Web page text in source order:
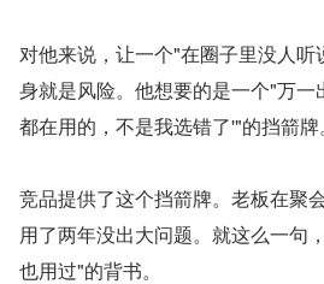
对他来说，让一个"在圈子里没人
身就是风险。他想要的是一个"万一
都在用的，不是我选错了'"的挡箭牌。
竞品提供了这个挡箭牌。老板在聚
用了两年没出大问题。就这么一句
也用过"的背书。